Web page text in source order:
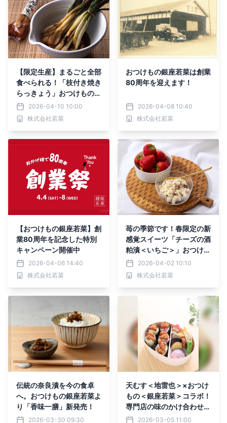
【限定生産】まるごと全部
食べられる！「枝付き焼き
らっきょう」おつけもの銀
座若菜より新発売
2026-04-10 10:00
株式会社若菜
おつけもの銀座若菜は創業
80周年を迎えます！
2026-04-08 10:40
株式会社若菜
【おつけもの銀座若菜】創
業80周年を記念した特別
キャンペーン開催中
2026-04-06 14:40
株式会社若菜
苺の季節です！春限定の新
感覚スイーツ「チーズの酒
粕漬＜いちご＞」おつけも
の銀座若菜より新発売
2026-04-02 10:10
株式会社若菜
伝統の奈良漬を今の食卓
へ。おつけもの銀座若菜よ
り「香味一膳」新発売！
2026-03-30 09:30
天むす＜地雷也＞×おつけ
もの＜銀座若菜＞コラボ！
専門店の味のかけ合わせ・
数量限定天むす弁当新発売
2026-03-05 11:00